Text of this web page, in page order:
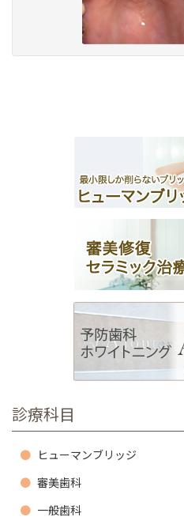
診療科目
ヒューマンブリッジ
審美歯科
一般歯科